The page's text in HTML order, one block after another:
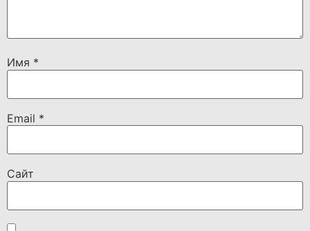
Имя *
Email *
Сайт